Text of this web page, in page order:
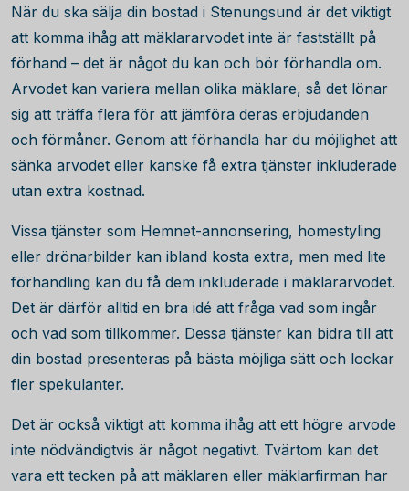
När du ska sälja din bostad i Stenungsund är det viktigt
att komma ihåg att mäklararvodet inte är fastställt på
förhand – det är något du kan och bör förhandla om.
Arvodet kan variera mellan olika mäklare, så det lönar
sig att träffa flera för att jämföra deras erbjudanden
och förmåner. Genom att förhandla har du möjlighet att
sänka arvodet eller kanske få extra tjänster inkluderade
utan extra kostnad.
Vissa tjänster som Hemnet-annonsering, homestyling
eller drönarbilder kan ibland kosta extra, men med lite
förhandling kan du få dem inkluderade i mäklararvodet.
Det är därför alltid en bra idé att fråga vad som ingår
och vad som tillkommer. Dessa tjänster kan bidra till att
din bostad presenteras på bästa möjliga sätt och lockar
fler spekulanter.
Det är också viktigt att komma ihåg att ett högre arvode
inte nödvändigtvis är något negativt. Tvärtom kan det
vara ett tecken på att mäklaren eller mäklarfirman har